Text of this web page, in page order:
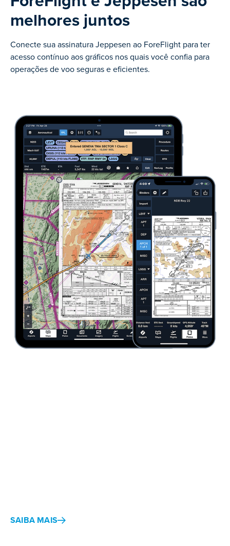
melhores juntos
Conecte sua assinatura Jeppesen ao ForeFlight para ter
acesso contínuo aos gráficos nos quais você confia para
operações de voo seguras e eficientes.
SAIBA MAIS